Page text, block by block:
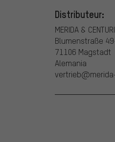
Distributeur:
MERIDA &
Blumenstraße
71106 Magstadt
Alemania